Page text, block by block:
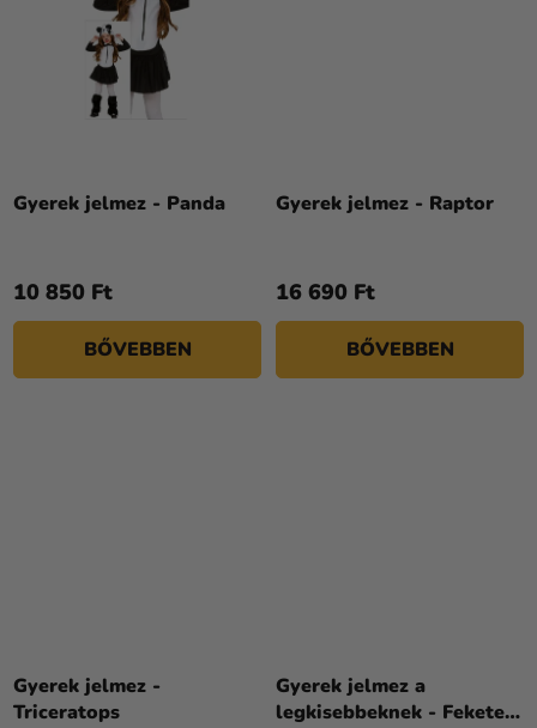
Gyerek jelmez - Panda
10 850 Ft
BŐVEBBEN
Gyerek jelmez - Raptor
16 690 Ft
BŐVEBBEN
Gyerek jelmez -
Triceratops
Gyerek jelmez a
legkisebbeknek - Fekete